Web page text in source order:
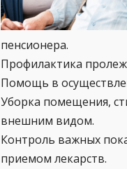
пенсионера.
Профилактика
Помощь в
Уборка помещения,
внешним видом.
Контроль важных
приемом лекарств.